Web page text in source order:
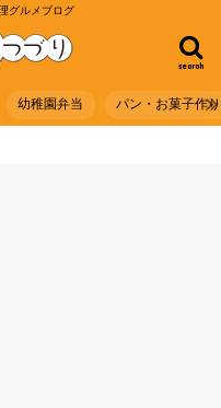
グルメブログ
search
幼稚園弁当 パン・お菓子作り